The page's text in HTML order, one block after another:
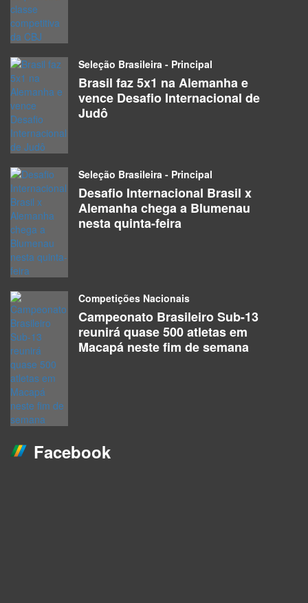
Seleção Brasileira - Principal
Brasil faz 5x1 na Alemanha e
vence Desafio Internacional de
Judô
Seleção Brasileira - Principal
Desafio Internacional Brasil x
Alemanha chega a Blumenau
nesta quinta-feira
Competições Nacionais
Campeonato Brasileiro Sub-13
reunirá quase 500 atletas em
Macapá neste fim de semana
Facebook